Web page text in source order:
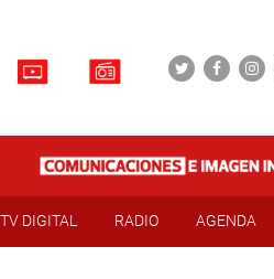
TV DIGITAL RADIO AGENDA